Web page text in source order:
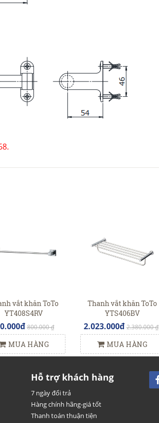
vắt khăn ToTo
YT408S4RV
800.000 ₫
MUA HÀNG
Thanh vắt khăn ToTo
YTS406BV
2.023.000đ 2.380.000 ₫
MUA HÀNG
Hỗ trợ khách hàng
7 ngày đổi trả
Hàng chính hãng-giá tốt
Thanh toán thuận tiện